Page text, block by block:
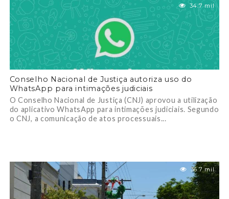
34.7 mil
Conselho Nacional de Justiça autoriza uso do
WhatsApp para intimações judiciais
O Conselho Nacional de Justiça (CNJ) aprovou a utilização
do aplicativo WhatsApp para intimações judiciais. Segundo
o CNJ, a comunicação de atos processuais...
36.7 mil